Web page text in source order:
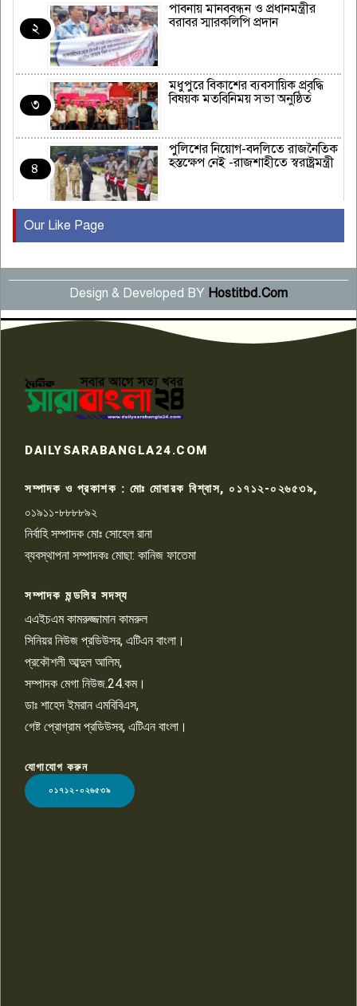
২
পাবনায় মানববন্ধন ও প্রধানমন্ত্রীর
বরাবর স্মারকলিপি প্রদান
৩
মধুপুরে বিকাশের ব্যবসায়িক প্রবৃদ্ধি
বিষয়ক মতবিনিময় সভা অনুষ্ঠিত
৪
পুলিশের নিয়োগ-বদলিতে রাজনৈতিক
হস্তক্ষেপ নেই -রাজশাহীতে স্বরাষ্ট্রমন্ত্রী
৫
বছর পূর্তি উদযাপন
৬
সংবাদ সম্মেলনে অভিযোগ অস্বীকার
উদ্দেশ্য প্রণোদিত সংবাদ প্রকাশের
প্রতিবাদ নাজির হাসানের
৭
কেটে ঘরে ঢুকে স্কুল শিক্ষিকাকে হত্যা
টয়লেটের ট্যাংকি থেকে লাশ উদ্ধার
রাজশাহীতে সন্ত্রাসী হামলায় গুরুতর
৯
চাঁদাবাজি ও হয়রানির অভিযোগ
১০
Our Like Page
Design & Developed BY Hostitbd.Com
LOGO
DAILYSARABANGLA24.COM
সম্পাদক ও প্রকাশক : মোঃ মোবারক বিশ্বাস, ০১৭১২-০২৬৫৩৯,
০১৯১১-৮৮৮৮৯২
নির্বাহি সম্পাদক মোঃ সোহেল রানা
ব্যবস্থাপনা সম্পাদকঃ মোছা: কানিজ ফাতেমা
সম্পাদক মন্ডলির সদস্য
এএইচএম কামরুজ্জামান কামরুল
সিনিয়র নিউজ প্রডিউসর, এটিএন বাংলা।
প্রকৌশলী আব্দুল আলিম,
সম্পাদক মেগা নিউজ.24.কম।
ডাঃ শাহেদ ইমরান এমবিবিএস,
গেষ্ট প্রোগ্রাম প্রডিউসর, এটিএন বাংলা।
যোগাযোগ করুন
০১৭১২-০২৬৫৩৯